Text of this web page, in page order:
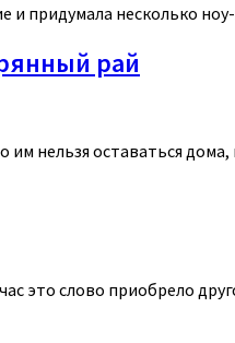
придумала несколько
рай
им нельзя оставаться
это слово приобрело